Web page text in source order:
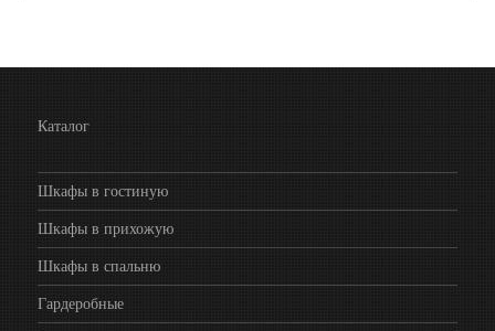
Каталог
Шкафы в гостиную
Шкафы в прихожую
Шкафы в спальню
Гардеробные